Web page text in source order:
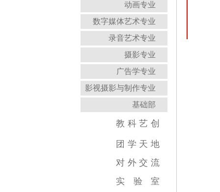
动画专业
数字媒体艺术专业
录音艺术专业
摄影专业
广告学专业
影视摄影与制作专业
基础部
教 科 艺 创
教育教学新闻
科研成果
艺术创作
团 学 天 地
对 外 交 流
实
验 室